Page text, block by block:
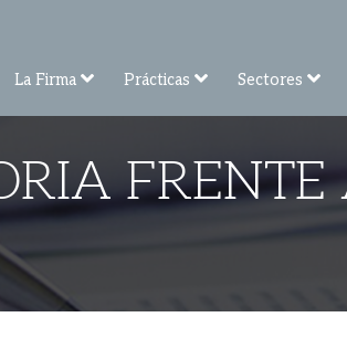
La Firma Prácticas Sectores
FRENTE